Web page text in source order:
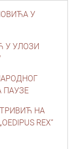
У
У УЛОЗИ
ПАУЗЕ
НА
REX”